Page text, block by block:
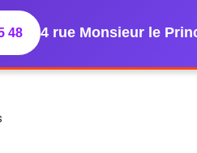
48 4 rue Monsieur le